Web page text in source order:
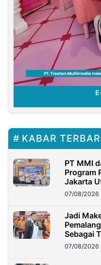
KABAR
PT MMI
Program
Jakarta
07/08/2026
Jadi
Sebagai
07/08/2026